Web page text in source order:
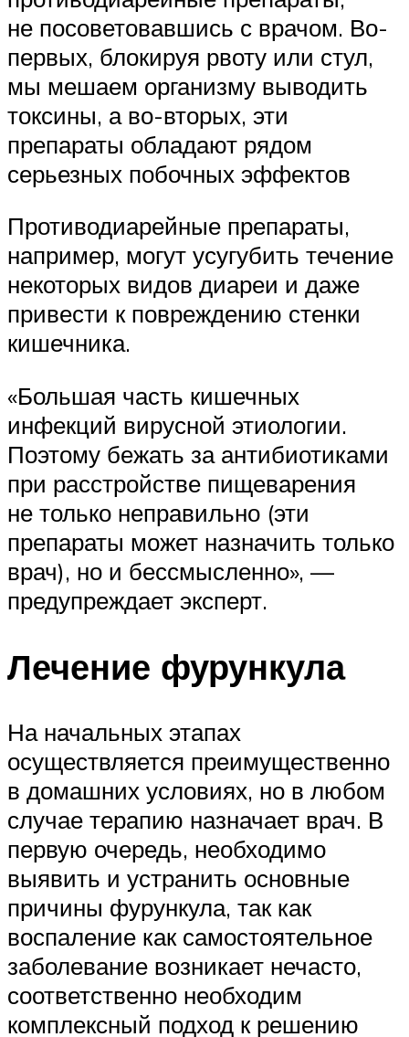
не посоветовавшись с врачом. Во-
первых, блокируя рвоту или стул,
мы мешаем организму выводить
токсины, а во-вторых, эти
препараты обладают рядом
серьезных побочных эффектов
Противодиарейные препараты,
например, могут усугубить течение
некоторых видов диареи и даже
привести к повреждению стенки
кишечника.
«Большая часть кишечных
инфекций вирусной этиологии.
Поэтому бежать за антибиотиками
при расстройстве пищеварения
не только неправильно (эти
препараты может назначить только
врач), но и бессмысленно», —
предупреждает эксперт.
Лечение фурункула
На начальных этапах
осуществляется преимущественно
в домашних условиях, но в любом
случае терапию назначает врач. В
первую очередь, необходимо
выявить и устранить основные
причины фурункула, так как
воспаление как самостоятельное
заболевание возникает нечасто,
соответственно необходим
комплексный подход к решению